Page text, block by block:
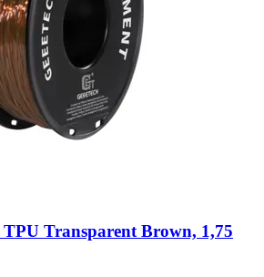
TPU Transparent Brown, 1,75